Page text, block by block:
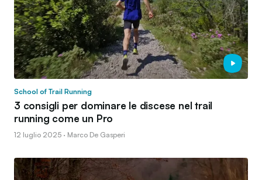
School of Trail Running
3 consigli per dominare le discese nel trail
running come un Pro
12 luglio 2025 · Marco De Gasperi